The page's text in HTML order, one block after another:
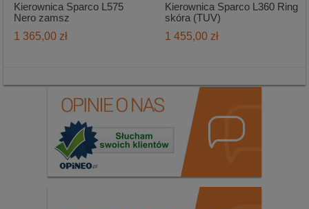
Kierownica Sparco L575
Nero zamsz
1 365,00 zł
Kierownica Sparco L360 Ring
skóra (TUV)
1 455,00 zł